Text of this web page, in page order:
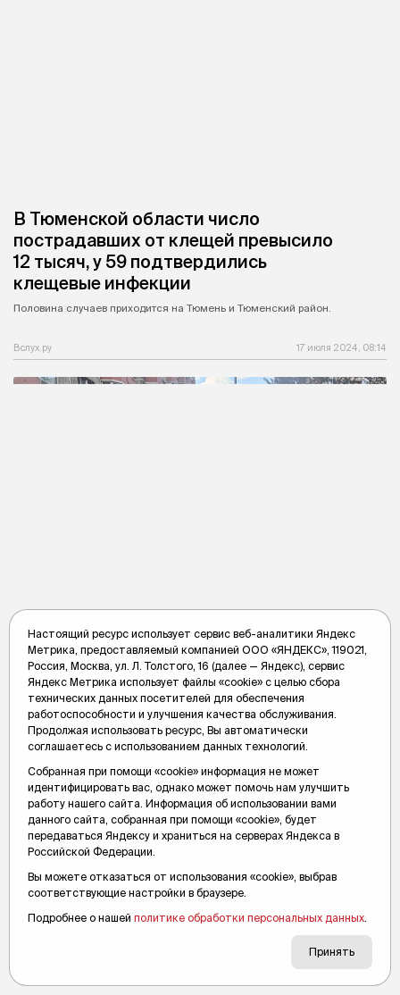
В Тюменской области число
пострадавших от клещей превысило
12 тысяч, у 59 подтвердились
клещевые инфекции
Половина случаев приходится на Тюмень и Тюменский район.
Вслух.ру 17 июля 2024, 08:14
В Тюмени 14-летний подросток на
электросамокате сбил девочку на
тротуаре
Выясняются обстоятельства этого ДТП.
Вслух.ру 17 июля 2024, 07:46
Настоящий ресурс использует сервис веб-аналитики Яндекс
Метрика, предоставляемый компанией ООО «ЯНДЕКС», 119021,
Россия, Москва, ул. Л. Толстого, 16 (далее — Яндекс), сервис
Яндекс Метрика использует файлы «cookie» с целью сбора
технических данных посетителей для обеспечения
работоспособности и улучшения качества обслуживания.
Продолжая использовать ресурс, Вы автоматически
соглашаетесь с использованием данных технологий.
Собранная при помощи «cookie» информация не может
идентифицировать вас, однако может помочь нам улучшить
работу нашего сайта. Информация об использовании вами
данного сайта, собранная при помощи «cookie», будет
передаваться Яндексу и храниться на серверах Яндекса в
Российской Федерации.
Вы можете отказаться от использования «cookie», выбрав
соответствующие настройки в браузере.
Подробнее о нашей политике обработки персональных данных
Принять